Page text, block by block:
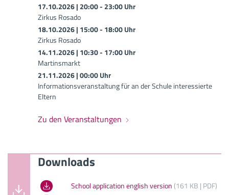
17.10.2026 | 20:00- 23:00Uhr
Zirkus Rosado
18.10.2026 | 15:00- 18:00Uhr
Zirkus Rosado
14.11.2026 | 10:30- 17:00Uhr
Martinsmarkt
21.11.2026 | 00:00Uhr
Informationsveranstaltung für an der Schule interessierte
Eltern
Zu den Veranstaltungen
Downloads
School application english version(161 KB | PDF)